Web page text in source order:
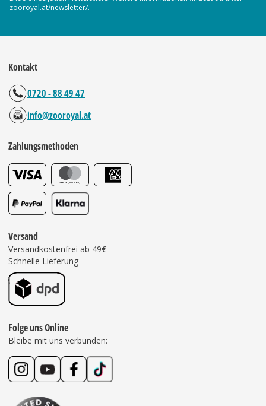
zooroyal.at/newsletter/.
Kontakt
0720 - 88 49 47
info@zooroyal.at
Zahlungsmethoden
Versand
Versandkostenfrei ab 49€
Schnelle Lieferung
Folge uns Online
Bleibe mit uns verbunden: